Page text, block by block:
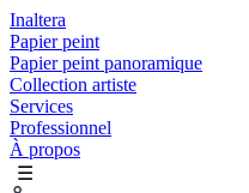
Inaltera
Papier peint
Papier peint panoramique
Collection artiste
Services
Professionnel
À propos
☰